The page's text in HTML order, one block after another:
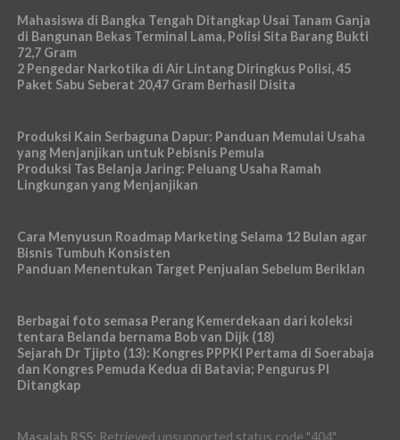
Mahasiswa di Bangka Tengah Ditangkap Usai Tanam Ganja
di Bangunan Bekas Terminal Lama, Polisi Sita Barang Bukti
72,7 Gram
2 Pengedar Narkotika di Air Lintang Diringkus Polisi, 45
Paket Sabu Seberat 20,47 Gram Berhasil Disita
Produksi Kain Serbaguna Dapur: Panduan Memulai Usaha
yang Menjanjikan untuk Pebisnis Pemula
Produksi Tas Belanja Jaring: Peluang Usaha Ramah
Lingkungan yang Menjanjikan
Cara Menyusun Roadmap Marketing Selama 12 Bulan agar
Bisnis Tumbuh Konsisten
Panduan Menentukan Target Penjualan Sebelum Beriklan
Berbagai foto semasa Perang Kemerdekaan dari koleksi
tentara Belanda bernama Bob van Dijk (18)
Sejarah Dr Tjipto (13): Kongres PPPKI Pertama di Soerabaja
dan Kongres Pemuda Kedua di Batavia; Pengurus PI
Ditangkap
Masalah RSS: Retrieved unsupported status code "404"